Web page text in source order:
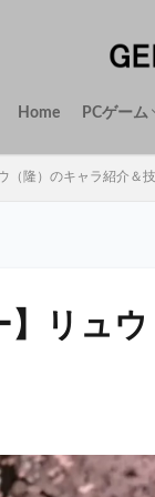
Home PCゲーム
FiveM
グラフ
実車
スクリ
（隆）のキャラ紹介＆
】リュ